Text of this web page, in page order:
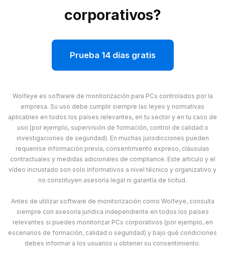
corporativos?
Prueba 14 días gratis
Wolfeye es software de monitorización para PCs controlados por la
empresa. Su uso debe cumplir siempre las leyes y normativas
aplicables en todos los países relevantes, en tu sector y en tu caso de
uso (por ejemplo, supervisión de formación, control de calidad o
investigaciones de seguridad). En muchas jurisdicciones pueden
requerirse información previa, consentimiento expreso, cláusulas
contractuales y medidas adicionales de compliance. Este artículo y el
vídeo incrustado son solo informativos a nivel técnico y organizativo y
no constituyen asesoría legal ni garantía de licitud.
Antes de utilizar software de monitorización como Wolfeye, consulta
siempre con asesoría jurídica independiente en todos los países
relevantes si puedes monitorizar PCs corporativos (por ejemplo, en
escenarios de formación, calidad o seguridad) y bajo qué condiciones
debes informar a los usuarios u obtener su consentimiento.